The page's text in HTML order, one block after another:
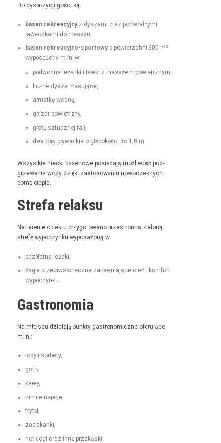
Do dys­pozy­cji goś­ci są:
basen rekrea­cyjnyz dysza­mi oraz pod­wod­ny­mi
ławeczka­mi do masażu,
basen rekrea­cyjno-sportowyo powierzch­ni 600 m²
wyposażony m.in. w:
pod­wodne leżan­ki i ław­ki z masażem powietrznym,
liczne dysze masujące,
armatkę wod­ną,
gejz­er powietrzny,
grotę sztucznej fali,
dwa tory pływack­ie o głębokoś­ci do 1,8 m.
Wszys­tkie niec­ki basenowe posi­ada­ją możli­wość pod­
grze­wa­nia wody dzię­ki zas­tosowa­niu nowoczes­nych
pomp ciepła.
Strefa relaksu
Na tere­nie obiek­tu przy­go­towano prze­stron­ną zieloną
stre­fę wypoczynku wyposażoną w:
bezpłatne leża­ki,
żagle prze­ci­wsłoneczne zapew­ni­a­jące cień i kom­fort
wypoczynku.
Gastronomia
Na miejs­cu dzi­ała­ją punk­ty gas­tro­nom­iczne ofer­u­jące
m.in.:
lody i sorbety,
gofry,
kawę,
zimne napo­je,
fry­t­ki,
zapiekan­ki,
hot dogi oraz inne przekąski.